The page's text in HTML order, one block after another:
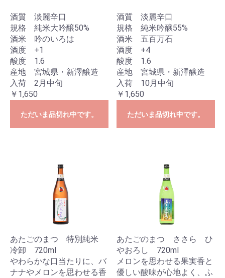
酒質 淡麗辛口
規格 純米大吟醸50%
酒米 吟のいろは
酒度 +1
酸度 1.6
産地 宮城県・新澤醸造
入荷 2月中旬
￥1,650
ただいま品切れ中です。
酒質 淡麗辛口
規格 純米吟醸55%
酒米 五百万石
酒度 +4
酸度 1.6
産地 宮城県・新澤醸造
入荷 10月中旬
￥1,650
ただいま品切れ中です。
あたごのまつ 特別純米
冷卸 720ml
やわらかな口当たりに、バ
ナナやメロンを思わせる香
あたごのまつ ささら ひ
やおろし 720ml
メロンを思わせる果実香と
優しい酸味が心地よく、ふ